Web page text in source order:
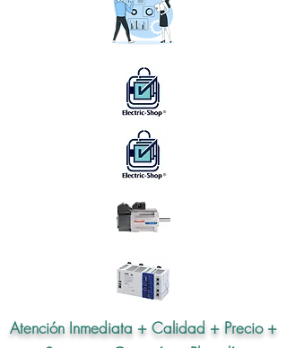
Atención Inmediata + Calidad + Precio +